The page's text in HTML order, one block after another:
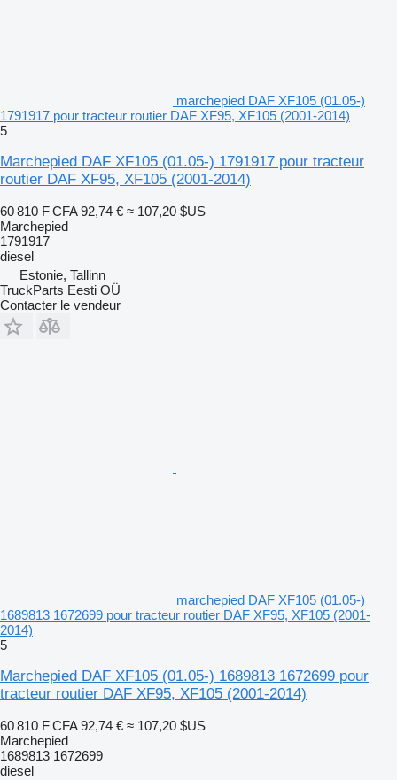
marchepied DAF XF105 (01.05-)
1791917 pour tracteur routier DAF XF95, XF105 (2001-2014)
5
Marchepied DAF XF105 (01.05-) 1791917 pour tracteur
routier DAF XF95, XF105 (2001-2014)
60 810 F CFA 92,74 € ≈ 107,20 $US
Marchepied
1791917
diesel
Estonie, Tallinn
TruckParts Eesti OÜ
Contacter le vendeur
marchepied DAF XF105 (01.05-)
1689813 1672699 pour tracteur routier DAF XF95, XF105 (2001-
2014)
5
Marchepied DAF XF105 (01.05-) 1689813 1672699 pour
tracteur routier DAF XF95, XF105 (2001-2014)
60 810 F CFA 92,74 € ≈ 107,20 $US
Marchepied
1689813 1672699
diesel